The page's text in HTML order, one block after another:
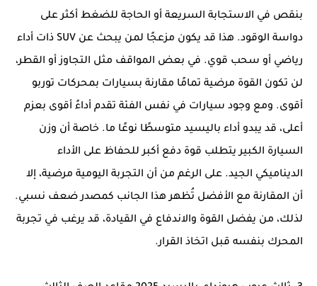
بنقص في الاستجابة السريعة أو الحاجة للضغط أكثر على
دواسة الوقود. هذا قد يكون مزعجًا لمن يبحث عن SUV ذات أداء
رياضي أو سحب قوي. في بعض المواقف مثل التجاوز أو القطر،
لن تكون القوة مرضية تمامًا مقارنة بسيارات بمحركات توربو
أقوى. ومع وجود سيارات في نفس الفئة تقدم أداءً أقوى بعزم
أعلى، قد يبدو أداء باليسيد متوسطًا نوعًا ما. خاصة أن وزن
السيارة الكبير يتطلب قوة دفع أكبر للحفاظ على الأداء
الديناميكي الجيد. على الرغم من أن التجربة اليومية مرضية، إلا
أن المقارنة مع الأفضل تُظهر هذا الجانب كمصدر ضعف نسبي.
لذلك، من يفضل القوة والاندفاع في القيادة، قد يرغب في تجربة
المحرك بنفسه قبل اتخاذ القرار.